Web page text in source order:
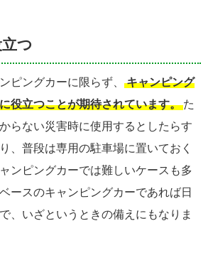
つ
ピングカーに限らず、
キャンピング
役立つことが期待されています。 た
らない災害時に使用するとしたらす
、普段は専用の駐車場に置いておく
ンピングカーでは難しいケースも多
ースのキャンピングカーであれば日
、いざというときの備えにもなりま